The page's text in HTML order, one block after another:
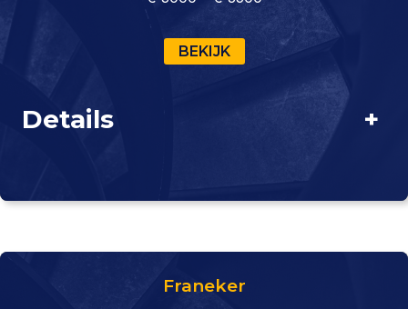
BEKIJK
Details +
Franeker